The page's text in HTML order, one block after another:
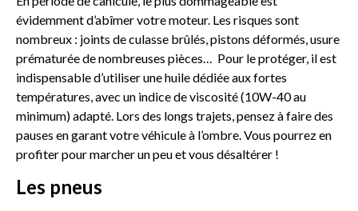
évidemment d’abîmer votre moteur. Les risques sont
nombreux : joints de culasse brûlés, pistons déformés, usure
prématurée de nombreuses pièces… Pour le protéger, il est
indispensable d’utiliser une huile dédiée aux fortes
températures, avec un indice de viscosité (10W-40 au
minimum) adapté. Lors des longs trajets, pensez à faire des
pauses en garant votre véhicule à l’ombre. Vous pourrez en
profiter pour marcher un peu et vous désaltérer !
Les pneus